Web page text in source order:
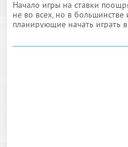
Начало игры на ставки
не во всех, но в большинстве
планирующие начать играть
приветственные бонусы